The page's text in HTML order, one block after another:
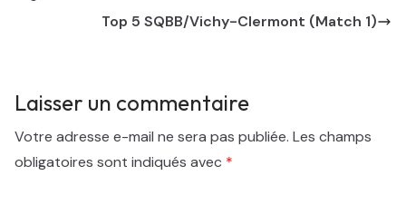
Top 5 SQBB/Vichy-Clermont (Match 1)
Laisser un commentaire
Votre adresse e-mail ne sera pas publiée. Les champs
obligatoires sont indiqués avec *